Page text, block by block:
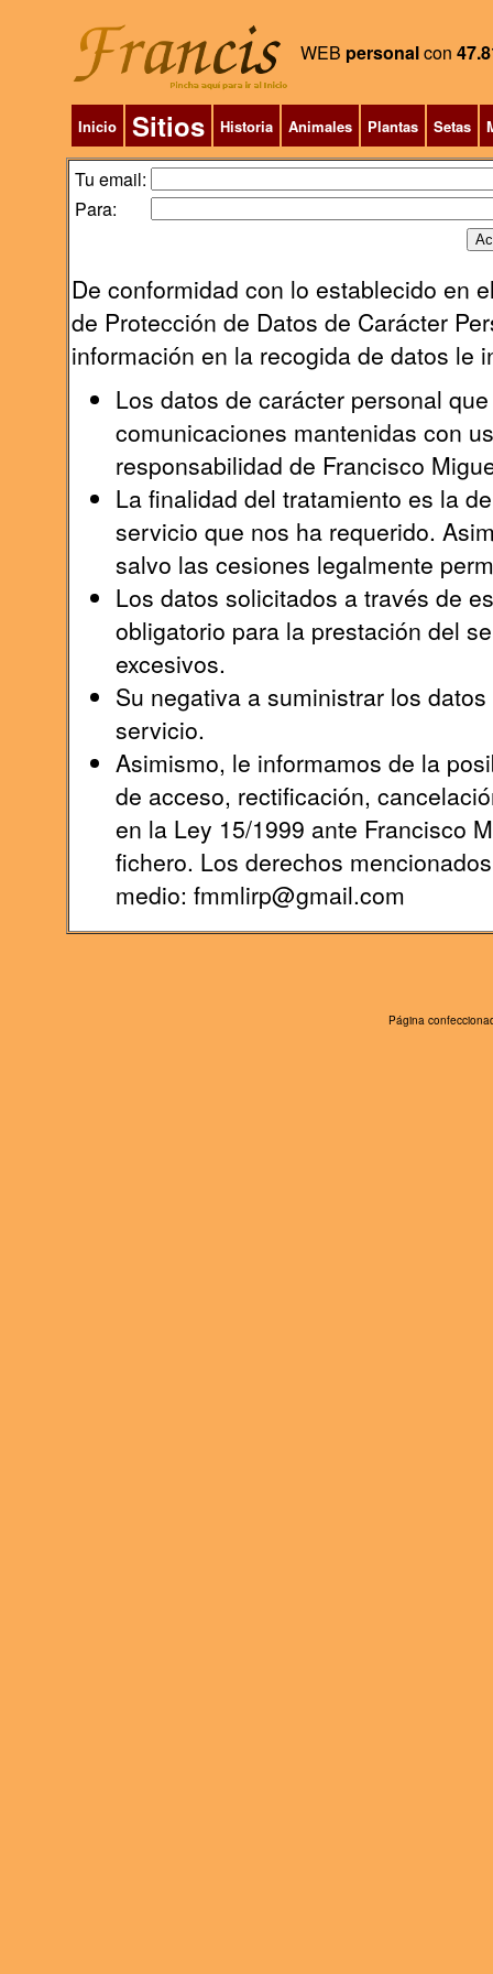
WEB personalcon
Inicio Sitios Historia Animales Plantas Setas
Tu email:
Para:
De conformidad con lo establecido en
de Protección de Datos de Carácter
información en la recogida de datos le
Los datos de carácter personal
comunicaciones mantenidas con
responsabilidad de Francisco
La finalidad del tratamiento es la
servicio que nos ha requerido.
salvo las cesiones legalmente
Los datos solicitados a través de
obligatorio para la prestación del
excesivos.
Su negativa a suministrar los
servicio.
Asimismo, le informamos de la
de acceso, rectificación,
en la Ley 15/1999 ante Francisco
fichero. Los derechos
medio: fmmlirp@gmail.com
Página